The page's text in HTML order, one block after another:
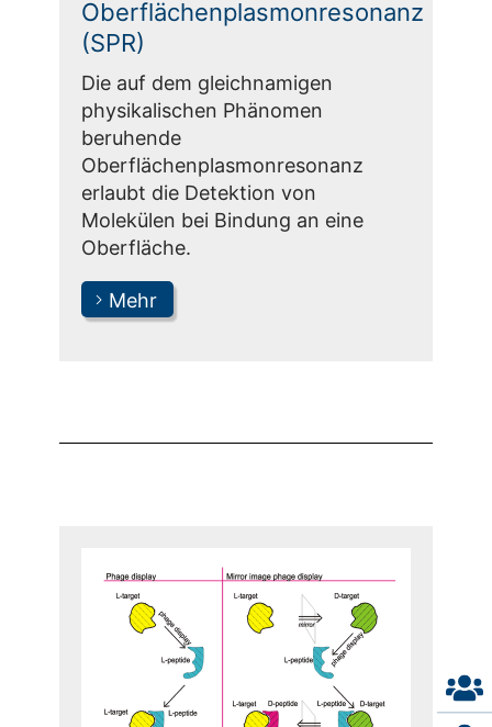
Oberflächenplasmonresonanz
(SPR)
Die auf dem gleichnamigen
physikalischen Phänomen
beruhende
Oberflächenplasmonresonanz
erlaubt die Detektion von
Molekülen bei Bindung an eine
Oberfläche.
Mehr